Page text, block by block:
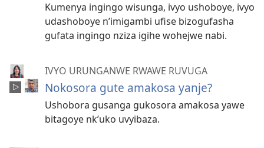
Kumenya ingingo wisunga, ivyo ushoboye, ivyo
udashoboye n’imigambi ufise bizogufasha
gufata ingingo nziza igihe wohejwe nabi.
IVYO URUNGANWE RWAWE RUVUGA
Nokosora gute amakosa yanje?
Ushobora gusanga gukosora amakosa yawe
bitagoye nk’uko uvyibaza.